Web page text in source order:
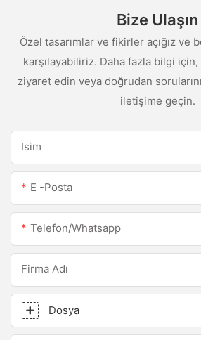
Bize Ulaşın
Özel tasarımlar ve fikirler açığız ve
karşılayabiliriz. Daha fazla bilgi
ziyaret edin veya doğrudan
iletişime geçin.
Isim
E -posta
Telefon/whatsapp
Firma Adı
Dosya